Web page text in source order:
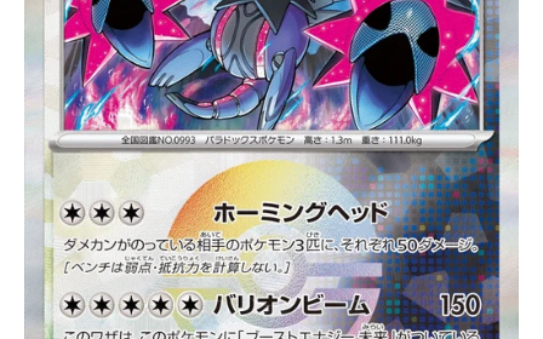
プ
ホ
ビ
ビ
通
販
部